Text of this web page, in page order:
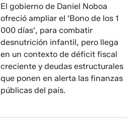
El gobierno de Daniel Noboa
ofreció ampliar el 'Bono de los 1
000 días', para combatir
desnutrición infantil, pero llega
en un contexto de déficit fiscal
creciente y deudas estructurales
que ponen en alerta las finanzas
públicas del país.